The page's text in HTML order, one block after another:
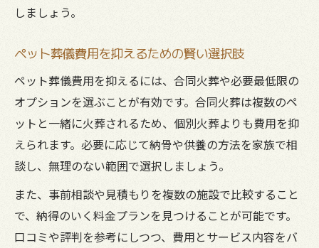
しましょう。
ペット葬儀費用を抑えるための賢い選択肢
ペット葬儀費用を抑えるには、合同火葬や必要最低限の
オプションを選ぶことが有効です。合同火葬は複数のペ
ットと一緒に火葬されるため、個別火葬よりも費用を抑
えられます。必要に応じて納骨や供養の方法を家族で相
談し、無理のない範囲で選択しましょう。
また、事前相談や見積もりを複数の施設で比較すること
で、納得のいく料金プランを見つけることが可能です。
口コミや評判を参考にしつつ、費用とサービス内容をバ